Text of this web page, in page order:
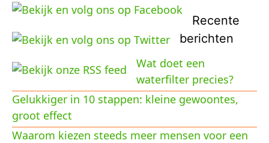
Recente
berichten
Wat doet een
waterfilter precies?
Gelukkiger in 10 stappen: kleine gewoontes,
groot effect
Waarom kiezen steeds meer mensen voor een